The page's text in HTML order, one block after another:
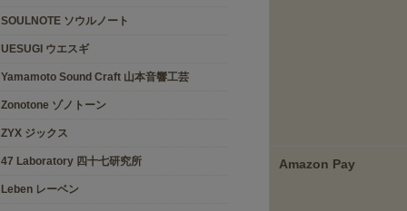
SOULNOTE ソウルノート
UESUGI ウエスギ
Yamamoto Sound Craft 山本音響工芸
Zonotone ゾノトーン
ZYX ジックス
47 Laboratory 四十七研究所
Leben レーベン
Amazon Pay